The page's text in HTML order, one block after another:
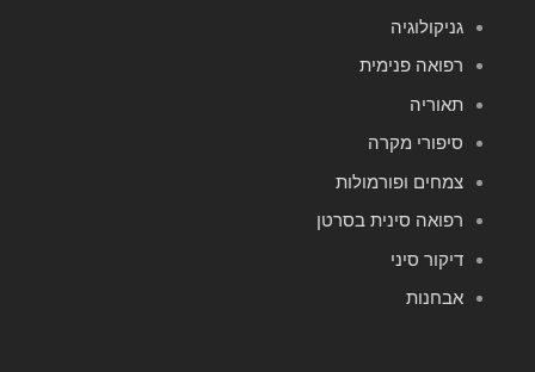
גניקולוגיה
רפואה פנימית
תאוריה
סיפורי מקרה
צמחים ופורמולות
רפואה סינית בסרטן
דיקור סיני
אבחנות